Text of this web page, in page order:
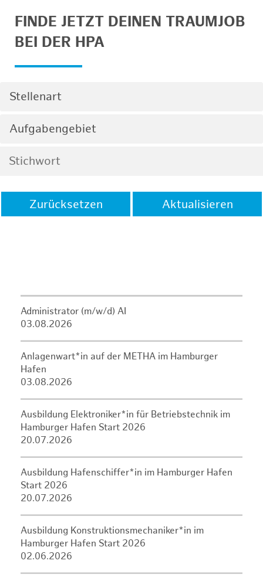
FINDE JETZT DEINEN TRAUMJOB
BEI DER HPA
Stellenart
Aufgabengebiet
Zurücksetzen Aktualisieren
Administrator (m/w/d) AI
03.08.2026
Anlagenwart*in auf der METHA im Hamburger
Hafen
03.08.2026
Ausbildung Elektroniker*in für Betriebstechnik im
Hamburger Hafen Start 2026
20.07.2026
Ausbildung Hafenschiffer*in im Hamburger Hafen
Start 2026
20.07.2026
Ausbildung Konstruktionsmechaniker*in im
Hamburger Hafen Start 2026
02.06.2026